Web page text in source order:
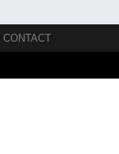
CONTACT